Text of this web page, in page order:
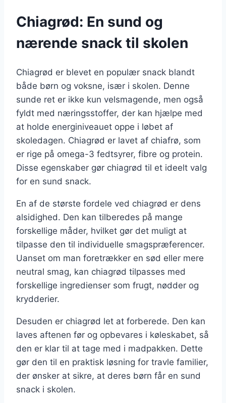
Chiagrød: En sund og
nærende snack til skolen
Chiagrød er blevet en populær snack blandt
både børn og voksne, især i skolen. Denne
sunde ret er ikke kun velsmagende, men også
fyldt med næringsstoffer, der kan hjælpe med
at holde energiniveauet oppe i løbet af
skoledagen. Chiagrød er lavet af chiafrø, som
er rige på omega-3 fedtsyrer, fibre og protein.
Disse egenskaber gør chiagrød til et ideelt valg
for en sund snack.
En af de største fordele ved chiagrød er dens
alsidighed. Den kan tilberedes på mange
forskellige måder, hvilket gør det muligt at
tilpasse den til individuelle smagspræferencer.
Uanset om man foretrækker en sød eller mere
neutral smag, kan chiagrød tilpasses med
forskellige ingredienser som frugt, nødder og
krydderier.
Desuden er chiagrød let at forberede. Den kan
laves aftenen før og opbevares i køleskabet, så
den er klar til at tage med i madpakken. Dette
gør den til en praktisk løsning for travle familier,
der ønsker at sikre, at deres børn får en sund
snack i skolen.